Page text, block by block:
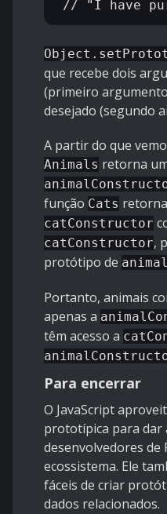
que recebe dois
(primeiro
desejado (segundo
A partir do que
Animals retorna
função Cats
catConstructor
catConstructor,
protótipo de
Portanto, animais
apenas a
têm acesso a
Para encerrar
O JavaScript
prototípica para dar
desenvolvedores de
ecossistema. Ele
fáceis de criar
dados relacionados.